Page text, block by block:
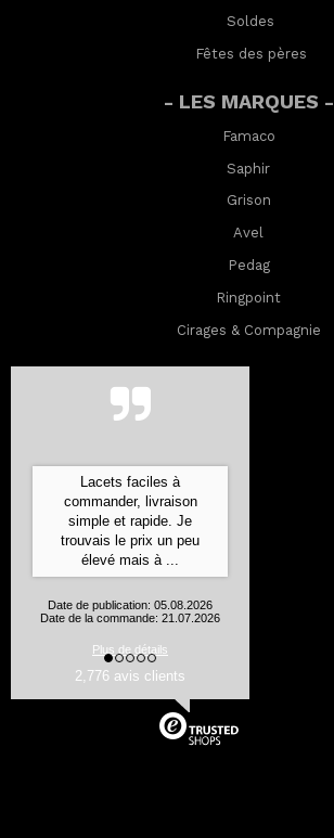
Soldes
Fêtes des pères
- LES MARQUES -
Famaco
Saphir
Grison
Avel
Pedag
Ringpoint
Cirages & Compagnie
Commande expédiée ultra
rapidement, bien emballée
et les produits sont
conformes à leur
description
Aurelie J., Flines les Mortagne
Date de la commande: 24.07.2026
Plus de détails
2,776 avis clients